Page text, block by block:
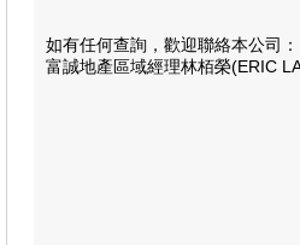
如有任何查詢，歡迎聯絡本公司：
富誠地產區域經理林栢榮(ERIC